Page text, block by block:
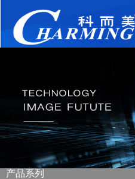
产品系列